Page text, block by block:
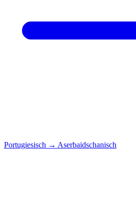
Portugiesisch → Aserbaidschanisch